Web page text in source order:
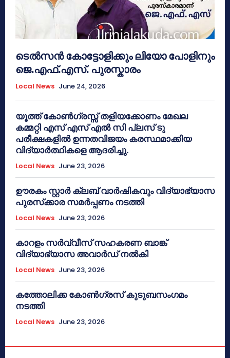
ടെൽസൻ കോട്ടോളിക്കും ലിയോ പോളിനും
ജെ.എഫ്.എസ്. പുരസ്കാരം
Local News June 24, 2026
യൂത്ത് കോൺഗ്രസ്സ് തളിയക്കോണം മേഖല
കമ്മറ്റി എസ് എസ് എൽ സി പ്ലസ് ടു
പരീക്ഷകളിൽ ഉന്നതവിജയം കരസ്ഥമാക്കിയ
വിദ്യാർത്ഥികളെ ആദരിച്ചു.
Local News June 23, 2026
ഊരകം സ്റ്റാർ ക്ലബ് വാർഷികവും വിദ്യാഭ്യാസ
പുരസ്‌ക്കാര സമർപ്പണം നടത്തി
Local News June 23, 2026
കാറളം സർവ്വീസ് സഹകരണ ബാങ്ക്
വിദ്യാഭ്യാസ അവാർഡ് നൽകി
Local News June 23, 2026
കത്തോലിക്ക കോൺഗ്രസ് കുടുബസംഗമം
നടത്തി
Local News June 23, 2026